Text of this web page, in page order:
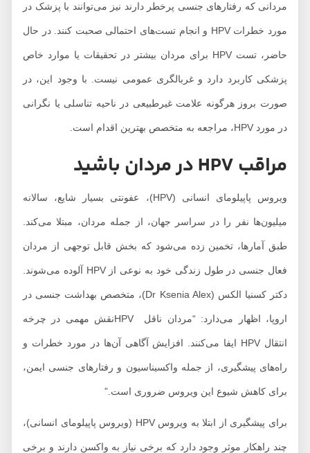
مردانی که رفتارهای جنسی پرخطر دارند نیز می‌توانند با پزشک در
مورد خطرات HPV و انجام تست‌های احتمالی صحبت کنند. در حال
حاضر، تست HPV برای مردان بیشتر در تحقیقات یا موارد خاص
پزشکی کاربرد دارد و غربالگری عمومی نیست. با وجود این، در
صورت بروز هرگونه علامت غیرطبیعی در ناحیه تناسلی یا نگرانی
در مورد HPV، مراجعه به متخصص بهترین اقدام است.
مراقب HPV در مردان باشید
ویروس پاپیلومای انسانی (HPV)، عفونتی بسیار شایع، سالانه
میلیون‌ها نفر را در سراسر جهان، از جمله مردان، مبتلا می‌کند.
طبق آمارها، تخمین زده می‌شود که بخش قابل توجهی از مردان
فعال جنسی در طول زندگی خود به نوعی از HPV آلوده می‌شوند.
دکتر کسنیا الکس (Dr Ksenia Alex)، متخصص بهداشت جنسی در
اروپا، اظهار می‌دارد: “مردان ناقل HPVنقش مهمی در چرخه
انتقال HPV ایفا می‌کنند. افزایش آگاهی آن‌ها در مورد خطرات و
راه‌های پیشگیری، از جمله واکسیناسیون و رفتارهای جنسی ایمن،
برای کاهش شیوع این ویروس ضروری است.”
برای پیشگیری از ابتلا به ویروس HPV (ویروس پاپیلومای انسانی)،
چند راهکار موثر وجود دارد که برخی نیاز به واکسن دارند و برخی